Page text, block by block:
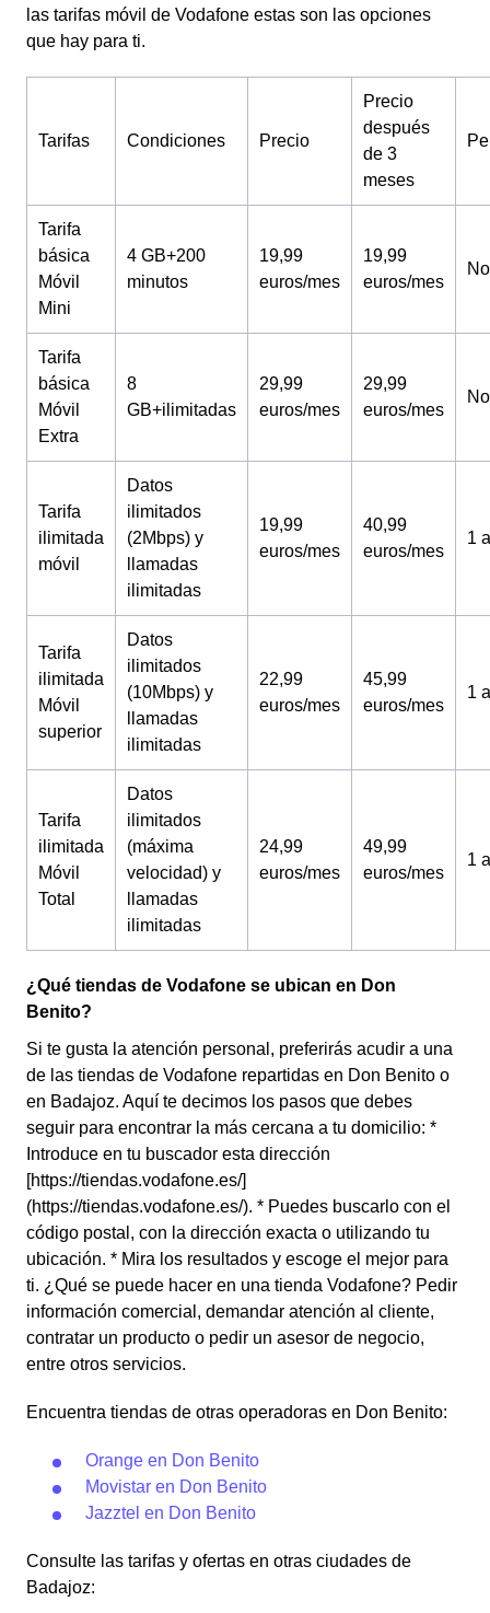
las tarifas móvil de Vodafone estas son las opciones
que hay para ti.
Tarifas Condiciones Precio
Precio
después
de 3
meses
Tarifa
básica
Móvil
Mini
4 GB+200
minutos
19,99
euros/mes
19,99
euros/mes
No
Tarifa
básica
Móvil
Extra
8
GB+ilimitadas
29,99
euros/mes
29,99
euros/mes
No
Tarifa
ilimitada
móvil
Datos
ilimitados
(2Mbps) y
llamadas
ilimitadas
19,99
euros/mes
40,99
euros/mes
1
Tarifa
ilimitada
Móvil
superior
Datos
ilimitados
(10Mbps) y
llamadas
ilimitadas
22,99
euros/mes
45,99
euros/mes
1
Tarifa
ilimitada
Móvil
Total
Datos
ilimitados
(máxima
velocidad) y
llamadas
ilimitadas
24,99
euros/mes
49,99
euros/mes
1
¿Qué tiendas de Vodafone se ubican en Don
Benito?
Si te gusta la atención personal, preferirás acudir a una
de las tiendas de Vodafone repartidas en Don Benito o
en Badajoz. Aquí te decimos los pasos que debes
seguir para encontrar la más cercana a tu domicilio: *
Introduce en tu buscador esta dirección
[https://tiendas.vodafone.es/]
(https://tiendas.vodafone.es/). * Puedes buscarlo con el
código postal, con la dirección exacta o utilizando tu
ubicación. * Mira los resultados y escoge el mejor para
ti. ¿Qué se puede hacer en una tienda Vodafone? Pedir
información comercial, demandar atención al cliente,
contratar un producto o pedir un asesor de negocio,
entre otros servicios.
Encuentra tiendas de otras operadoras en Don Benito:
Orange en Don Benito
Movistar en Don Benito
Jazztel en Don Benito
Consulte las tarifas y ofertas en otras ciudades de
Badajoz: